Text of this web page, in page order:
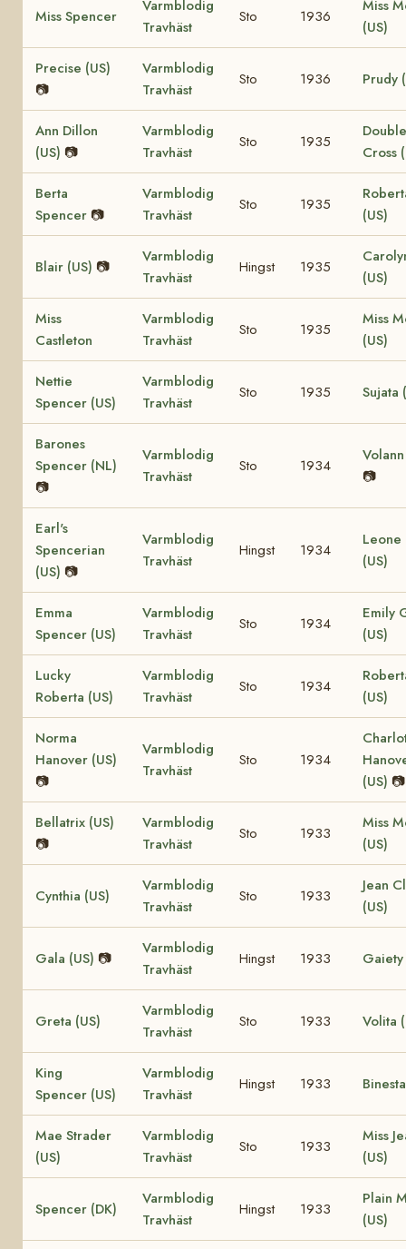
Miss Spencer
Varmblodig
Travhäst
Sto 1936
Miss
(US)
Precise (US)
📷
Varmblodig
Travhäst
Sto 1936 Prudy
Ann Dillon
(US) 📷
Varmblodig
Travhäst
Sto 1935
Double
Cross
Berta
Spencer 📷
Varmblodig
Travhäst
Sto 1935
(US)
Blair (US) 📷
Varmblodig
Travhäst
Hingst 1935
(US)
Miss
Castleton
Varmblodig
Travhäst
Sto 1935
Miss
(US)
Nettie
Spencer (US)
Varmblodig
Travhäst
Sto 1935 Sujata
Barones
Spencer (NL)
📷
Varmblodig
Travhäst
Sto 1934
📷
Earl's
Spencerian
(US) 📷
Varmblodig
Travhäst
Hingst 1934
Leone
(US)
Emma
Spencer (US)
Varmblodig
Travhäst
Sto 1934
Emily
(US)
Lucky
Roberta (US)
Varmblodig
Travhäst
Sto 1934
(US)
Norma
Hanover (US)
📷
Varmblodig
Travhäst
Sto 1934
(US) 📷
Bellatrix (US)
📷
Varmblodig
Travhäst
Sto 1933
Miss
(US)
Cynthia (US)
Varmblodig
Travhäst
Sto 1933
Jean
(US)
Gala (US) 📷
Varmblodig
Travhäst
Hingst 1933 Gaiety
Greta (US)
Varmblodig
Travhäst
Sto 1933 Volita
King
Spencer (US)
Varmblodig
Travhäst
Hingst 1933
Mae Strader
(US)
Varmblodig
Travhäst
Sto 1933
Miss
(US)
Spencer (DK)
Varmblodig
Travhäst
Hingst 1933
Plain
(US)